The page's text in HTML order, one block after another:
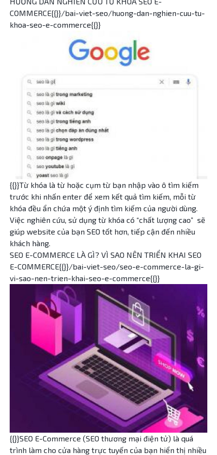
COMMERCE{{}}/bai-viet-seo/huong-dan-nghien-cuu-tu-
khoa-seo-e-commerce{{}}
{{}}Từ khóa là từ hoặc cụm từ bạn nhập vào ô tìm kiếm
trước khi nhấn enter để xem kết quả tìm kiếm, mỗi từ
khóa đều ẩn chứa một ý định tìm kiếm của người dùng.
Việc nghiên cứu, sử dụng từ khóa có “chất lượng cao” sẽ
giúp website của bạn SEO tốt hơn, tiếp cận đến nhiều
khách hàng.
SEO E-COMMERCE LÀ GÌ? VÌ SAO NÊN TRIỂN KHAI SEO
E-COMMERCE{{}}/bai-viet-seo/seo-e-commerce-la-gi-
vi-sao-nen-trien-khai-seo-e-commerce{{}}
{{}}SEO E-Commerce (SEO thương mại điện tử) là quá
trình làm cho cửa hàng trực tuyến của bạn hiển thị nhiều